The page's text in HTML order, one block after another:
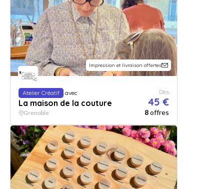
Impression et livraison offertes
Atelier Créatif avec
La maison de la couture
Dès
45 €
Grenoble 8offres